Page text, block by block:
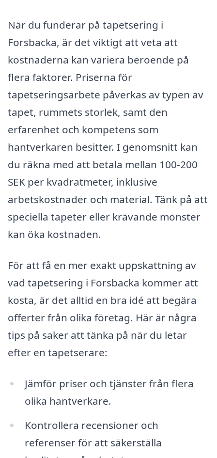
När du funderar på tapetsering i
Forsbacka, är det viktigt att veta att
kostnaderna kan variera beroende på
flera faktorer. Priserna för
tapetseringsarbete påverkas av typen av
tapet, rummets storlek, samt den
erfarenhet och kompetens som
hantverkaren besitter. I genomsnitt kan
du räkna med att betala mellan 100-200
SEK per kvadratmeter, inklusive
arbetskostnader och material. Tänk på att
speciella tapeter eller krävande mönster
kan öka kostnaden.
För att få en mer exakt uppskattning av
vad tapetsering i Forsbacka kommer att
kosta, är det alltid en bra idé att begära
offerter från olika företag. Här är några
tips på saker att tänka på när du letar
efter en tapetserare:
Jämför priser och tjänster från flera
olika hantverkare.
Kontrollera recensioner och
referenser för att säkerställa